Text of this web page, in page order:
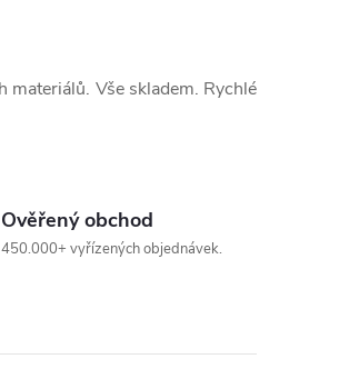
materiálů. Vše skladem. Rychlé
Ověřený obchod
450.000+ vyřízených objednávek.